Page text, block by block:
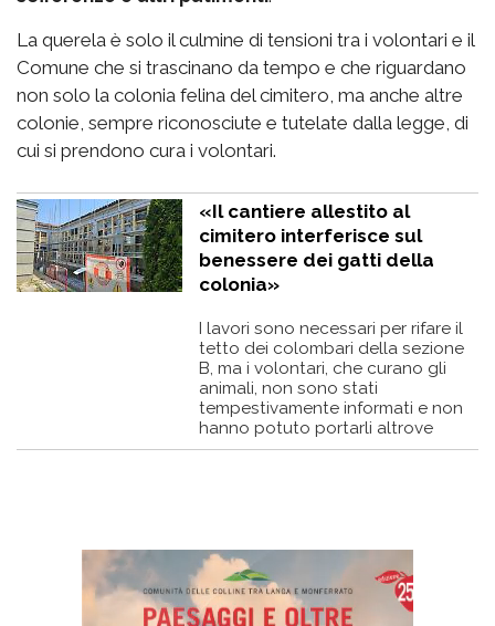
La querela è solo il culmine di tensioni tra i volontari e il
Comune che si trascinano da tempo e che riguardano
non solo la colonia felina del cimitero, ma anche altre
colonie, sempre riconosciute e tutelate dalla legge, di
cui si prendono cura i volontari.
«Il cantiere allestito al
cimitero interferisce sul
benessere dei gatti della
colonia»
I lavori sono necessari per rifare il
tetto dei colombari della sezione
B, ma i volontari, che curano gli
animali, non sono stati
tempestivamente informati e non
hanno potuto portarli altrove